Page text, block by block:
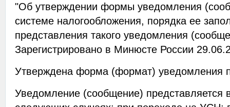
"Об утверждении формы уведомления
системе налогообложения, порядка ее
представления такого уведомления
Зарегистрировано в Минюсте России
Утверждена форма (формат) уведомления
Уведомление (сообщение) представляется